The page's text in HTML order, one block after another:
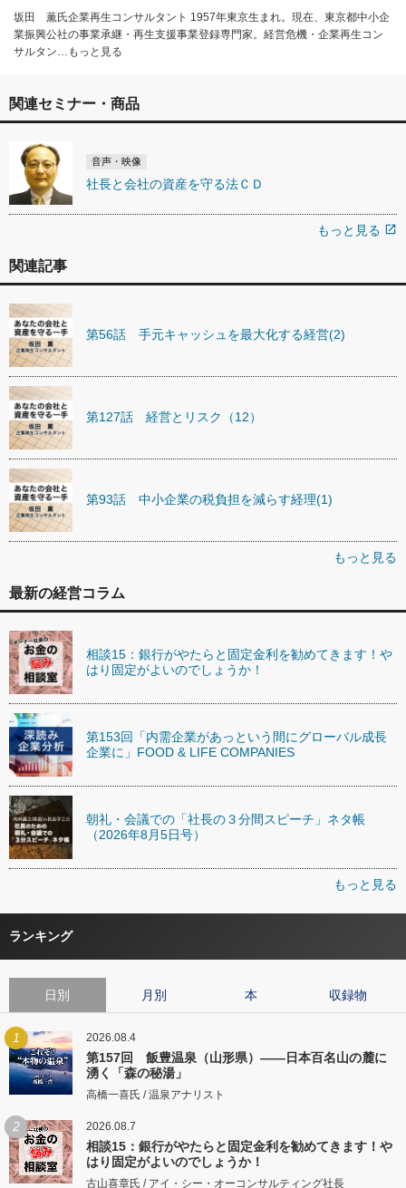
坂田 薫氏企業再生コンサルタント 1957年東京生まれ。現在、東京都中小企
業振興公社の事業承継・再生支援事業登録専門家。経営危機・企業再生コン
サルタン…もっと見る
関連セミナー・商品
音声・映像
社長と会社の資産を守る法ＣＤ
もっと見る open_in_new
関連記事
第56話 手元キャッシュを最大化する経営(2)
第127話 経営とリスク（12）
第93話 中小企業の税負担を減らす経理(1)
もっと見る
最新の経営コラム
相談15：銀行がやたらと固定金利を勧めてきます！や
はり固定がよいのでしょうか！
第153回「内需企業があっという間にグローバル成長
企業に」FOOD & LIFE COMPANIES
朝礼・会議での「社長の３分間スピーチ」ネタ帳
（2026年8月5日号）
もっと見る
ランキング
日別 月別 本 収録物
1 2026.08.4
第157回 飯豊温泉（山形県）――日本百名山の麓に
湧く「森の秘湯」
高橋一喜氏 / 温泉アナリスト
2 2026.08.7
相談15：銀行がやたらと固定金利を勧めてきます！や
はり固定がよいのでしょうか！
古山喜章氏 / アイ・シー・オーコンサルティング社長